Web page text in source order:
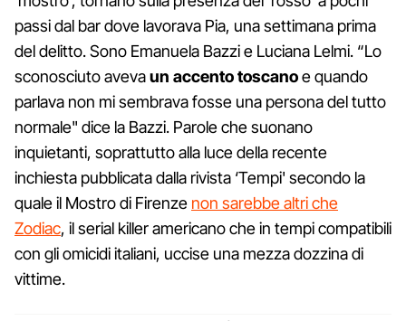
passi dal bar dove lavorava Pia, una settimana prima
del delitto. Sono Emanuela Bazzi e Luciana Lelmi. “Lo
sconosciuto avevaun accento toscanoe quando
parlava non mi sembrava fosse una persona del tutto
normale" dice la Bazzi. Parole che suonano
inquietanti, soprattutto alla luce della recente
inchiesta pubblicata dalla rivista ‘Tempi' secondo la
quale il Mostro di Firenze non sarebbe altri che
Zodiac, il serial killer americano che in tempi compatibili
con gli omicidi italiani, uccise una mezza dozzina di
vittime.